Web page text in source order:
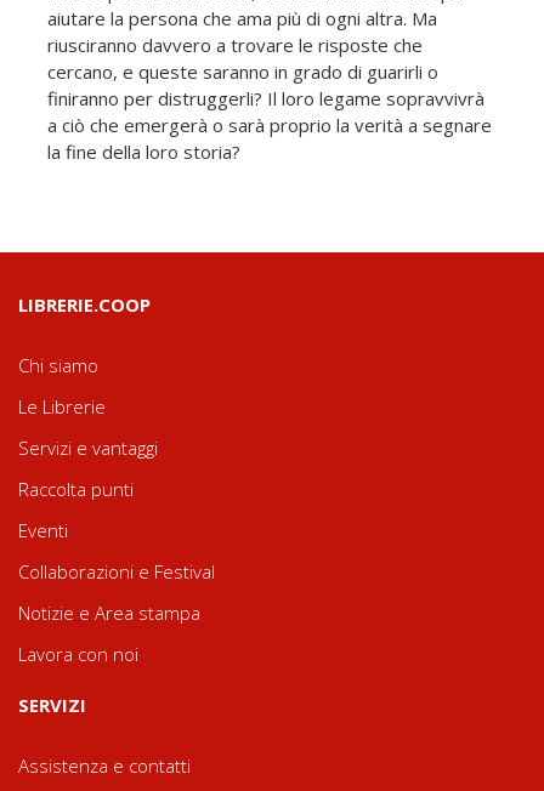
aiutare la persona che ama più di ogni altra. Ma
riusciranno davvero a trovare le risposte che
cercano, e queste saranno in grado di guarirli o
finiranno per distruggerli? Il loro legame sopravvivrà
a ciò che emergerà o sarà proprio la verità a segnare
la fine della loro storia?
LIBRERIE.COOP
Chi siamo
Le Librerie
Servizi e vantaggi
Raccolta punti
Eventi
Collaborazioni e Festival
Notizie e Area stampa
Lavora con noi
SERVIZI
Assistenza e contatti